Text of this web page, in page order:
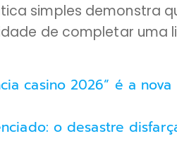
simples demonstra
de completar uma
casino 2026” é a
o desastre